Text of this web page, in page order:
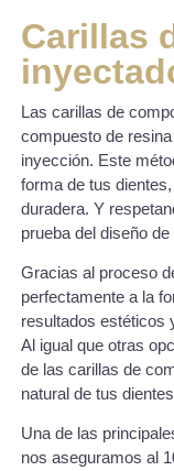
Carillas
Las carillas de
compuesto de
inyección. Este
forma de tus
duradera. Y
prueba del diseño
Gracias al proceso
perfectamente a la
resultados estéticos
Al igual que otras
de las carillas de
natural de tus
Una de las
nos aseguramos al